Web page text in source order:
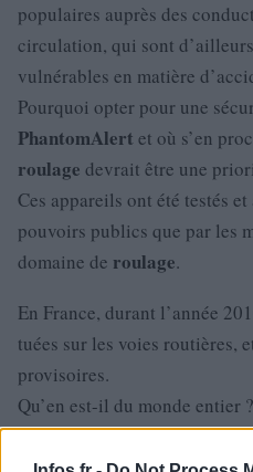
populaires auprès des
circulation, qui sont
vulnérables en matière
Pourquoi opter pour une
PhantomAlert et où s’en
roulage devrait être une
Ces appareils ont été testés
pouvoirs publics que par les
domaine de roulage.
En France, durant l’année
tuées sur les voies routières,
provisoires.
Qu’en est-il du monde entier
traditionnels sont en train